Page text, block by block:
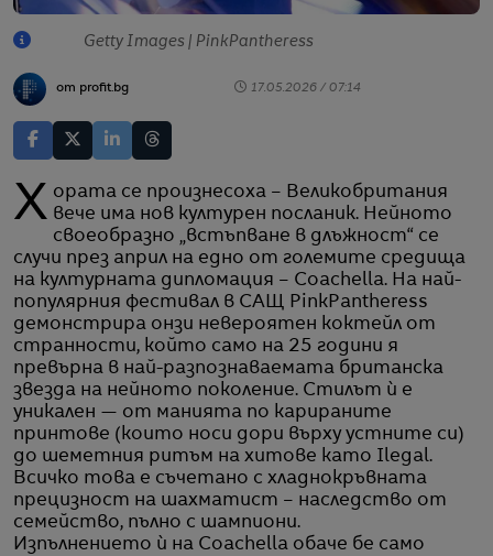
Getty Images | PinkPantheress
от profit.bg 17.05.2026 / 07:14
Хората се произнесоха – Великобритания вече има нов културен посланик. Нейното
своеобразно „встъпване в длъжност“ се
случи през април на едно от големите средища
на културната дипломация – Coachella. На най-
популярния фестивал в САЩ PinkPantheress
демонстрира онзи невероятен коктейл от
странности, който само на 25 години я
превърна в най-разпознаваемата британска
звезда на нейното поколение. Стилът ѝ е
уникален — от манията по карираните
принтове (които носи дори върху устните си)
до шеметния ритъм на хитове като Ilegal.
Всичко това е съчетано с хладнокръвната
прецизност на шахматист – наследство от
семейство, пълно с шампиони.
Изпълнението ѝ на Coachella обаче бе само